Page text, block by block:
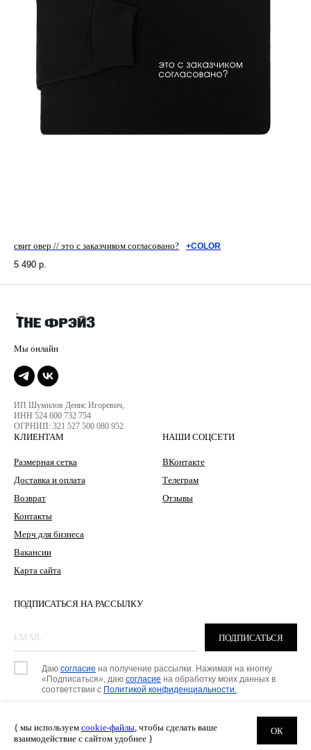
{ мы используем cookie-файлы, чтобы сделать ваше
взаимодействие с сайтом удобнее }
ОК
свит овер // это с заказчиком согласовано? +COLOR
5 490 р.
ИП Шумилов Денис Игоревич,
ИНН 524 600 732 754
ОГРНИП: 321 527 500 080 952
КЛИЕНТАМ
Размерная сетка
Доставка и оплата
Возврат
Контакты
Мерч для бизнеса
Вакансии
Карта сайта
НАШИ СОЦСЕТИ
ВКонтакте
Телеграм
Отзывы
ПОДПИСАТЬСЯ НА РАССЫЛКУ
Даю согласие на получение рассылки. Нажимая на кнопку
«Подписаться», даю согласие на обработку моих данных в
соответствии с Политикой конфиденциальности.
ПОДПИСАТЬСЯ
ОФЕРТА
ПОЛИТИКА КОНФИДЕНЦИАЛЬНОСТИ
РАЗРАБОТКА САЙТА